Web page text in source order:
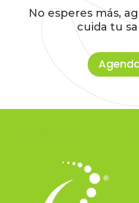
No esperes más,
cuida tu